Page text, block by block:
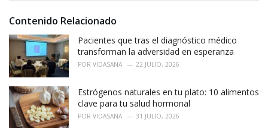
i
s
Contenido Relacionado
Pacientes que tras el diagnóstico médico
transforman la adversidad en esperanza
POR VIDASANA 22 JULIO, 2026
Estrógenos naturales en tu plato: 10 alimentos
clave para tu salud hormonal
POR VIDASANA 31 JULIO, 2026